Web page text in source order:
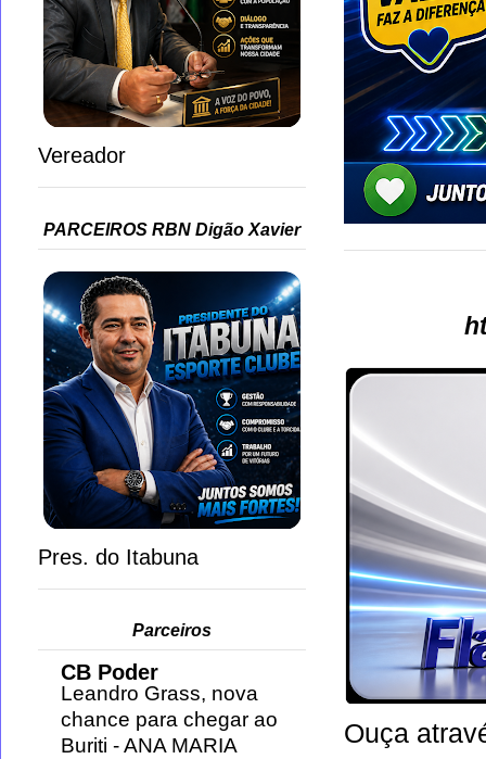
Ouça
Vereador
PARCEIROS RBN Digão Xavier
Pres. do Itabuna
Parceiros
CB Poder
Leandro Grass, nova
chance para chegar ao
Buriti -ANA MARIA